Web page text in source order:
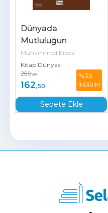
Sepete Ekle
Dünyada
Mutluluğun
Kur'an'daki
Formülü;Cennetliklerin
İç Dünyası
Muhammed Ersöz
Kitap Dünyası
%35
İNDİRİM
250,00
162,50